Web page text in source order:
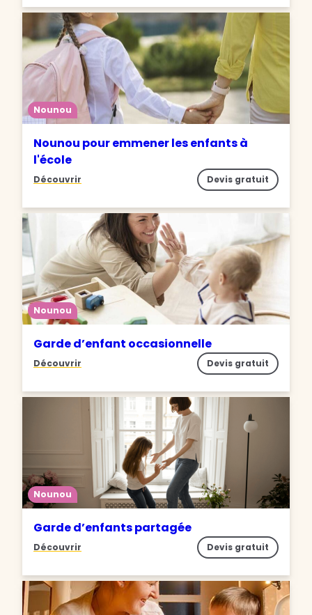
Nounou
Nounou pour emmener les enfants à
l'école
Découvrir Devis gratuit
Nounou
Garde d’enfant occasionnelle
Découvrir Devis gratuit
Nounou
Garde d’enfants partagée
Découvrir Devis gratuit